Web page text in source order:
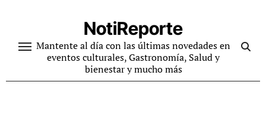
contenido
NotiReporte
Mantente al día con las últimas novedades en
eventos culturales, Gastronomía, Salud y
bienestar y mucho más